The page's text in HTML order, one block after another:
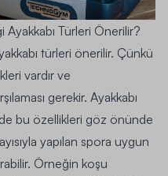
Türleri Önerilir?
türleri önerilir. Çünkü
vardır ve
gerekir. Ayakkabı
bu özellikleri göz önünde
yapılan spora uygun
Örneğin koşu